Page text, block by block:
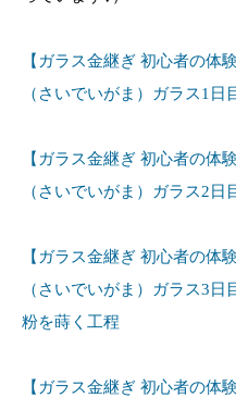
【ガラス金継ぎ 初心者の体
（さいでいがま）ガラス1
【ガラス金継ぎ 初心者の体
（さいでいがま）ガラス2日
【ガラス金継ぎ 初心者の体
（さいでいがま）ガラス3
粉を蒔く工程
【ガラス金継ぎ 初心者の体